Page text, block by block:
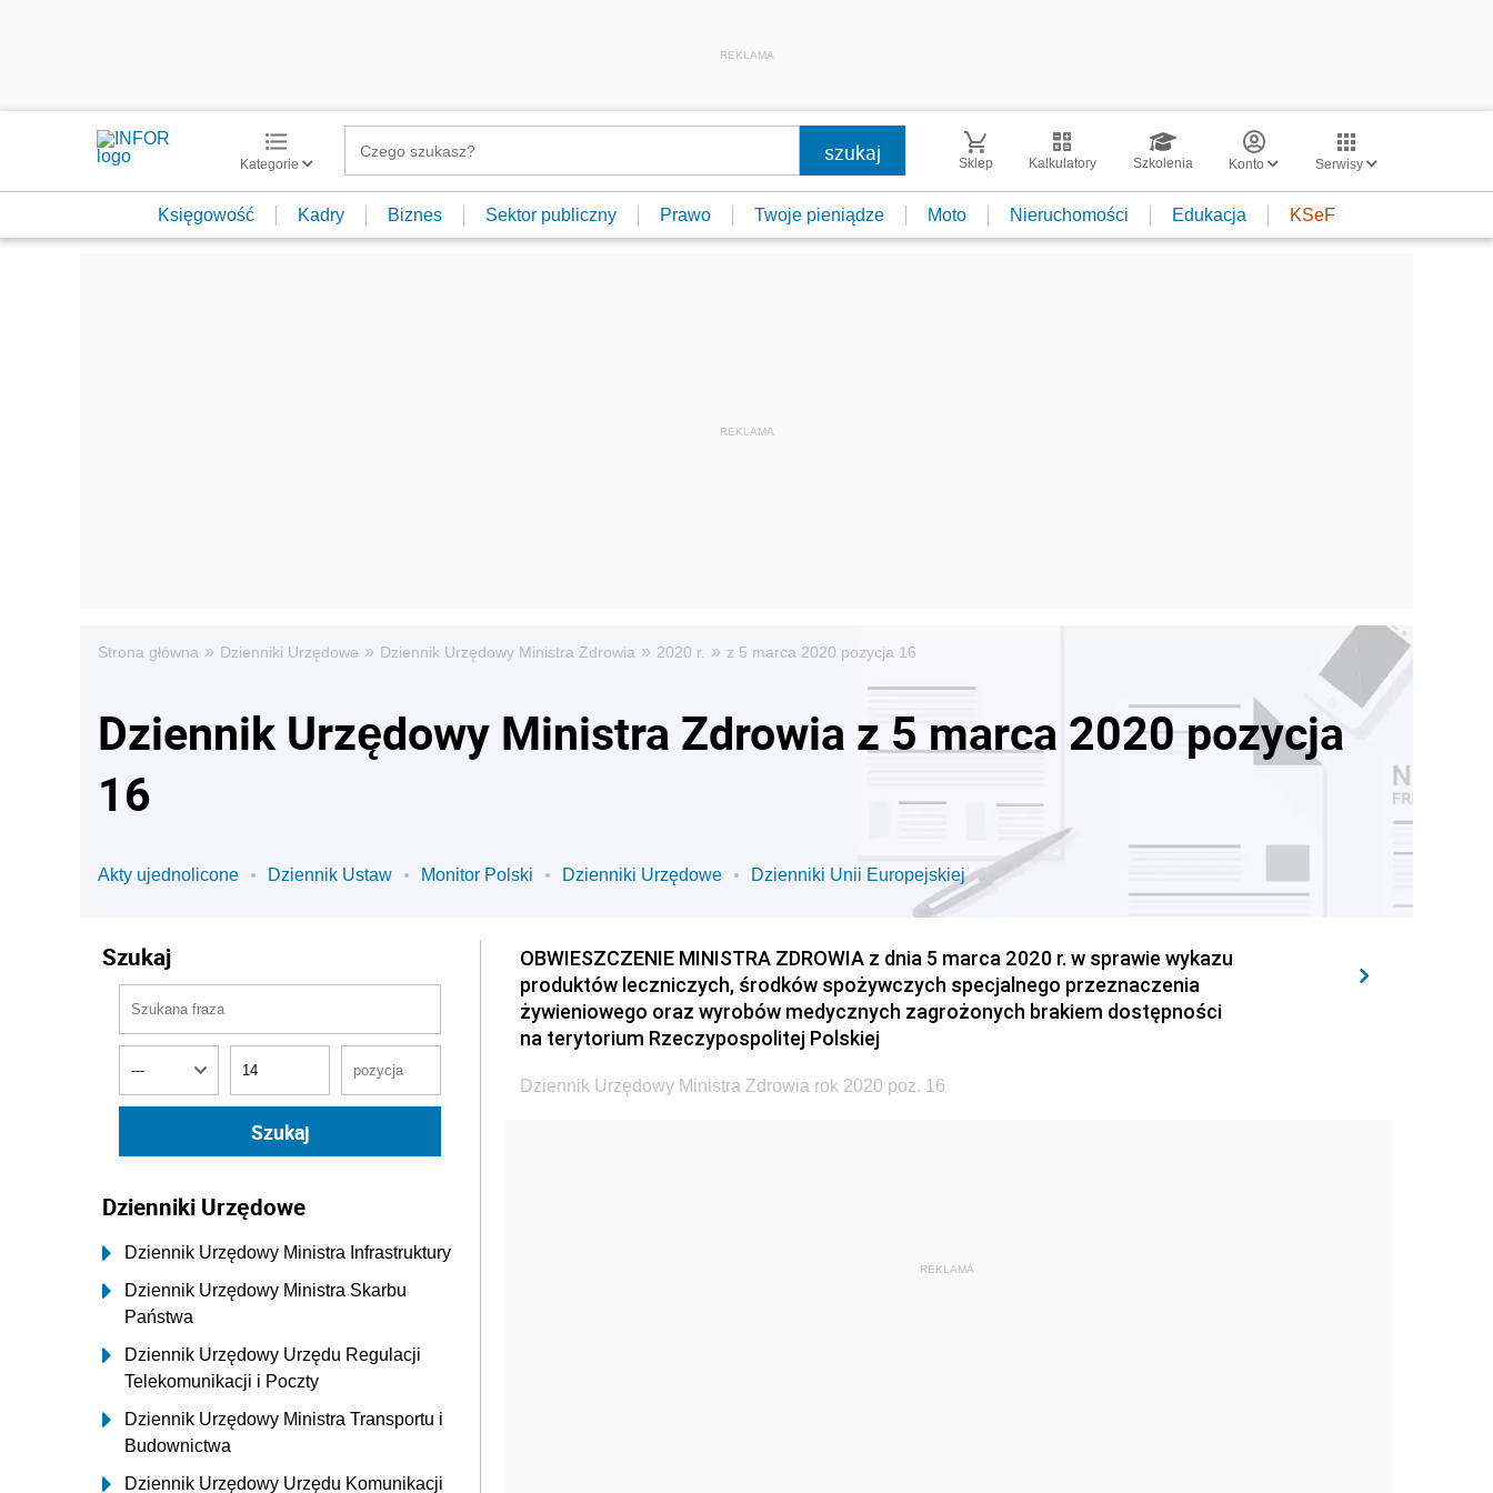
REKLAMA
Kategorie Sklep Kalkulatory Szkolenia Konto Serwisy
Księgowość Kadry Biznes Sektor publiczny Prawo Twoje pieniądze Moto Nieruchomości Edukacja KSeF
Strona główna » Dzienniki Urzędowe » Dziennik Urzędowy Ministra Zdrowia » 2020 r. » z 5 marca 2020 pozycja 16
Dziennik Urzędowy Ministra Zdrowia z 5 marca 2020 pozycja
16
Akty ujednolicone Dziennik Ustaw Monitor Polski Dzienniki Urzędowe Dzienniki Unii Europejskiej
Szukaj
Dzienniki Urzędowe
Dziennik Urzędowy Ministra Infrastruktury
Dziennik Urzędowy Ministra Skarbu
Państwa
Dziennik Urzędowy Urzędu Regulacji
Telekomunikacji i Poczty
Dziennik Urzędowy Ministra Transportu i
Budownictwa
Dziennik Urzędowy Urzędu Komunikacji
OBWIESZCZENIE MINISTRA ZDROWIA z dnia 5 marca 2020 r. w sprawie wykazu
produktów leczniczych, środków spożywczych specjalnego przeznaczenia
żywieniowego oraz wyrobów medycznych zagrożonych brakiem dostępności
na terytorium Rzeczypospolitej Polskiej
Dziennik Urzędowy Ministra Zdrowia rok 2020 poz. 16
REKLAMA